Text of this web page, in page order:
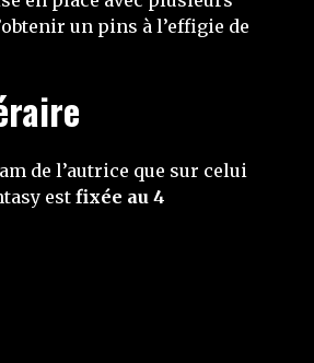
un pins à l’effigie de
de l’autrice que sur celui
est fixée au 4